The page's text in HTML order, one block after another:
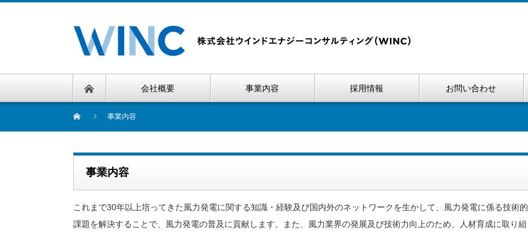
会社概要 事業内容 採用情報 お問い合わせ
事業内容
事業内容
これまで30年以上培ってきた風力発電に関する知識・経験及び国内外のネットワークを生かして、風力発電に係る技術的
課題を解決することで、風力発電の普及に貢献します。また、風力業界の発展及び技術力向上のため、人材育成に取り組